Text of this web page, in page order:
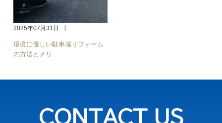
2025年07月31日
環境に優しい駐車場リフォーム
の方法とメリ...
CONTACT US